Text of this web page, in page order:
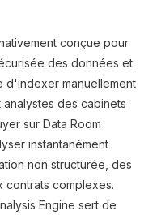
conçue pour
des données et
d'indexer manuellement
des cabinets
sur Data Room
instantanément
non structurée, des
contrats complexes.
Engine sert de